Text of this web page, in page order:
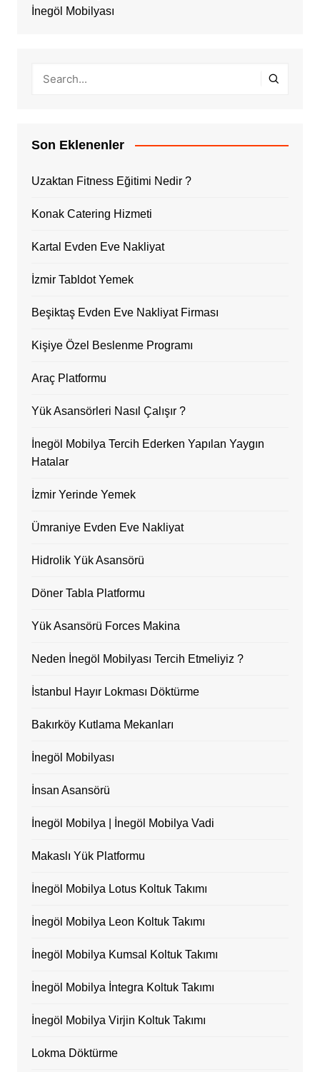
İnegöl Mobilyası
Son Eklenenler
Uzaktan Fitness Eğitimi Nedir ?
Konak Catering Hizmeti
Kartal Evden Eve Nakliyat
İzmir Tabldot Yemek
Beşiktaş Evden Eve Nakliyat Firması
Kişiye Özel Beslenme Programı
Araç Platformu
Yük Asansörleri Nasıl Çalışır ?
İnegöl Mobilya Tercih Ederken Yapılan Yaygın
Hatalar
İzmir Yerinde Yemek
Ümraniye Evden Eve Nakliyat
Hidrolik Yük Asansörü
Döner Tabla Platformu
Yük Asansörü Forces Makina
Neden İnegöl Mobilyası Tercih Etmeliyiz ?
İstanbul Hayır Lokması Döktürme
Bakırköy Kutlama Mekanları
İnegöl Mobilyası
İnsan Asansörü
İnegöl Mobilya | İnegöl Mobilya Vadi
Makaslı Yük Platformu
İnegöl Mobilya Lotus Koltuk Takımı
İnegöl Mobilya Leon Koltuk Takımı
İnegöl Mobilya Kumsal Koltuk Takımı
İnegöl Mobilya İntegra Koltuk Takımı
İnegöl Mobilya Virjin Koltuk Takımı
Lokma Döktürme